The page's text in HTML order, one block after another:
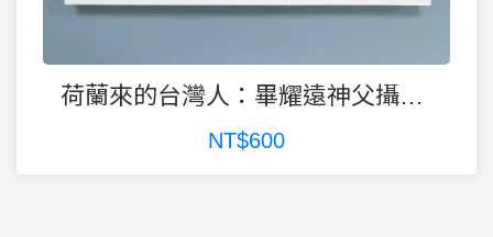
荷蘭來的台灣人：畢耀遠神父攝影作品輯
NT$600